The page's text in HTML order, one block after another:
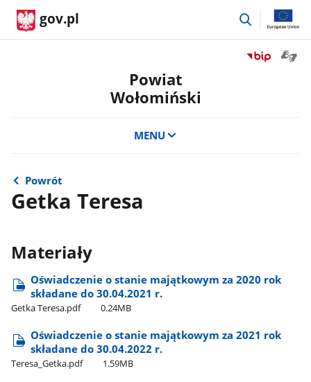
gov.pl
przejdź
Przejdź
Powiat
Wołomiński
MENU
Powrót
Getka Teresa
Materiały
Oświadczenie o stanie majątkowym za 2020 rok
składane do 30.04.2021 r.
Getka Teresa.pdf 0.24MB
Oświadczenie o stanie majątkowym za 2021 rok
składane do 30.04.2022 r.
Teresa​_Getka.pdf 1.59MB